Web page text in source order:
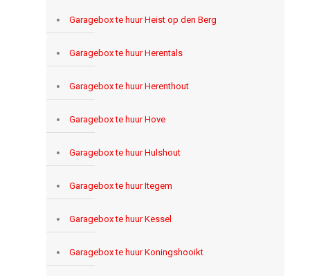
Garagebox te huur Heist op den Berg
Garagebox te huur Herentals
Garagebox te huur Herenthout
Garagebox te huur Hove
Garagebox te huur Hulshout
Garagebox te huur Itegem
Garagebox te huur Kessel
Garagebox te huur Koningshooikt